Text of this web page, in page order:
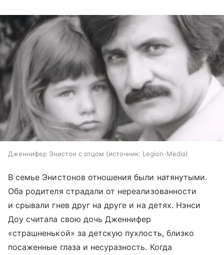
Дженнифер Энистон с отцом источник: Legion-Media
В семье Энистонов отношения были натянутыми.
Оба родителя страдали от нереализованности
и срывали гнев друг на друге и на детях. Нэнси
Доу считала свою дочь Дженнифер
«страшненькой» за детскую пухлость, близко
посаженные глаза и несуразность. Когда